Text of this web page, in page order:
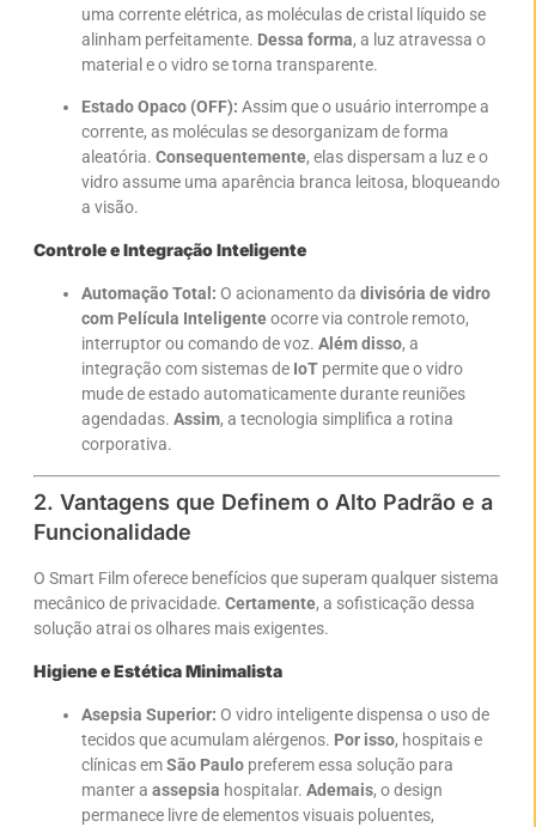
uma corrente elétrica, as moléculas de cristal líquido se
alinham perfeitamente. Dessa forma, a luz atravessa o
material e o vidro se torna transparente.
Estado Opaco (OFF): Assim que o usuário interrompe a
corrente, as moléculas se desorganizam de forma
aleatória. Consequentemente, elas dispersam a luz e o
vidro assume uma aparência branca leitosa, bloqueando
a visão.
Controle e Integração Inteligente
Automação Total: O acionamento da divisória de vidro
com Película Inteligenteocorre via controle remoto,
interruptor ou comando de voz. Além disso, a
integração com sistemas de IoT permite que o vidro
mude de estado automaticamente durante reuniões
agendadas. Assim, a tecnologia simplifica a rotina
corporativa.
2. Vantagens que Definem o Alto Padrão e a
Funcionalidade
O Smart Film oferece benefícios que superam qualquer sistema
mecânico de privacidade. Certamente, a sofisticação dessa
solução atrai os olhares mais exigentes.
Higiene e Estética Minimalista
Asepsia Superior: O vidro inteligente dispensa o uso de
tecidos que acumulam alérgenos. Por isso, hospitais e
clínicas emSão Paulo preferem essa solução para
manter a assepsia hospitalar. Ademais, o design
permanece livre de elementos visuais poluentes,